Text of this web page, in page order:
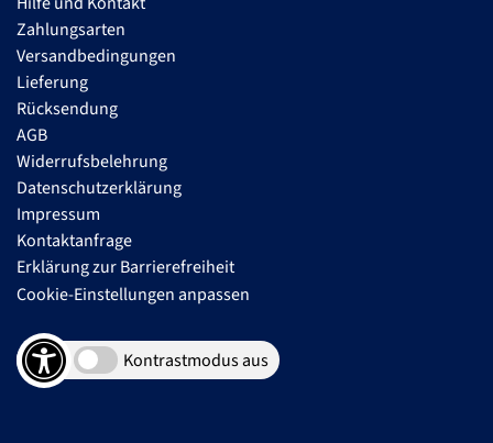
Zahlungsarten
Versandbedingungen
Lieferung
Rücksendung
AGB
Widerrufsbelehrung
Datenschutzerklärung
Impressum
Kontaktanfrage
Erklärung zur Barrierefreiheit
Cookie-Einstellungen anpassen
Kontrastmodus aus